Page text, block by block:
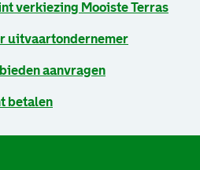
verkiezing Mooiste Terras
uitvaartondernemer
aanvragen
betalen